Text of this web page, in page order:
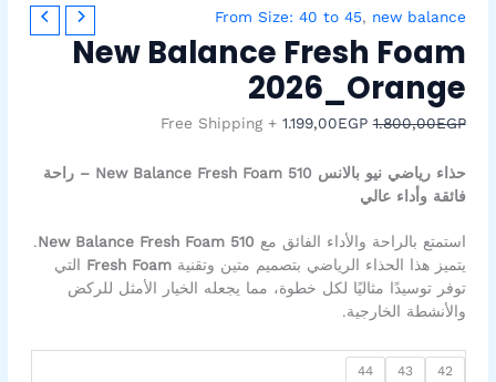
From Size: 40 to 45, new balance
New Balance Fresh Foam
2026_Orange
1.800,00EGP
السعر
الأصلي
هو:
1.800,00EGP.
1.199,00EGP
السعر
هو:
1.199,00EGP.
+ Free Shipping
حذاء رياضي نيو بالانس New Balance Fresh Foam 510 – راحة
فائقة وأداء عالي
استمتع بالراحة والأداء الفائق مع New Balance Fresh Foam 510
.
يتميز هذا الحذاء الرياضي بتصميم متين وتقنيةFresh Foam التي
توفر توسيدًا مثاليًا لكل خطوة، مما يجعله الخيار الأمثل للركض
والأنشطة الخارجية.
42
43
44
كمية
Balance
Fresh
Foam
2026_Orange